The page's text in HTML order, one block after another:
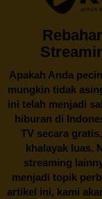
Apakah Anda
mungkin tidak
ini telah menjadi
hiburan di
TV secara gratis,
khalayak luas.
streaming
menjadi topik
artikel ini, kami